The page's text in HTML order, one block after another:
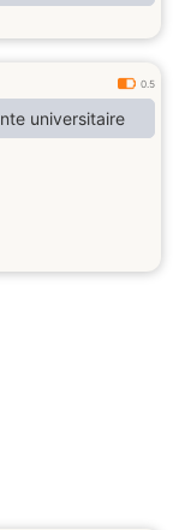
je dirais
et une
autour d'un
0.5
universitaire